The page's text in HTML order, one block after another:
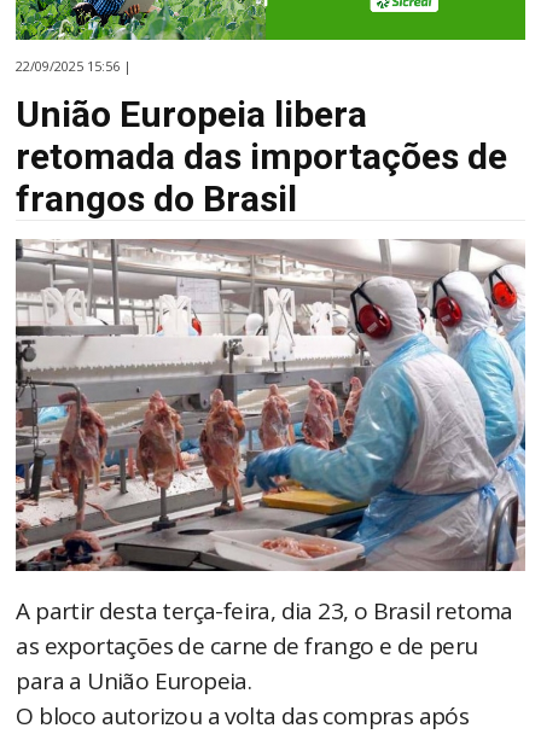
22/09/2025 15:56 |
União Europeia libera
retomada das importações de
frangos do Brasil
A partir desta terça-feira, dia 23, o Brasil retoma
as exportações de carne de frango e de peru
para a União Europeia.
O bloco autorizou a volta das compras após